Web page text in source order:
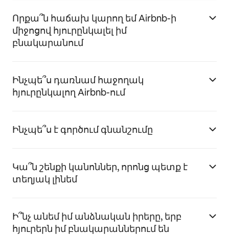
Որքա՞ն հաճախ կարող եմ Airbnb-ի
միջոցով հյուրընկալել իմ
բնակարանում
Ինչպե՞ս դառնամ հաջողակ
հյուրընկալող Airbnb-ում
Ինչպե՞ս է գործում գնանշումը
Կա՞ն շենքի կանոններ, որոնց պետք է
տեղյակ լինեմ
Ի՞նչ անեմ իմ անձնական իրերը, երբ
հյուրերն իմ բնակարաններում են